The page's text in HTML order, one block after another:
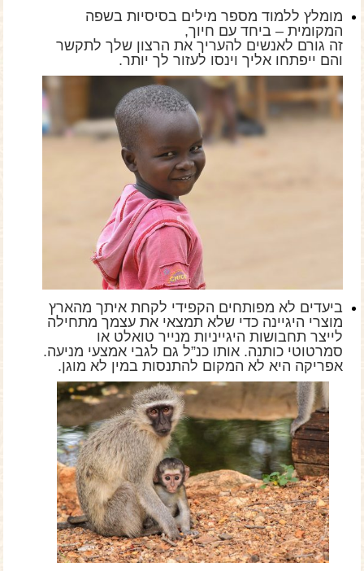
מומלץ ללמוד מספר מילים בסיסיות בשפה
המקומית – ביחד עם חיוך,
זה גורם לאנשים להעריך את הרצון שלך לתקשר
והם ייפתחו אליך וינסו לעזור לך יותר.
ביעדים לא מפותחים הקפידי לקחת איתך מהארץ
מוצרי היגיינה כדי שלא תמצאי את עצמך מתחילה
לייצר תחבושות היגייניות מנייר טואלט או
סמרטוטי כותנה. אותו כנ”ל גם לגבי אמצעי מניעה.
אפריקה היא לא המקום להתנסות במין לא מוגן.